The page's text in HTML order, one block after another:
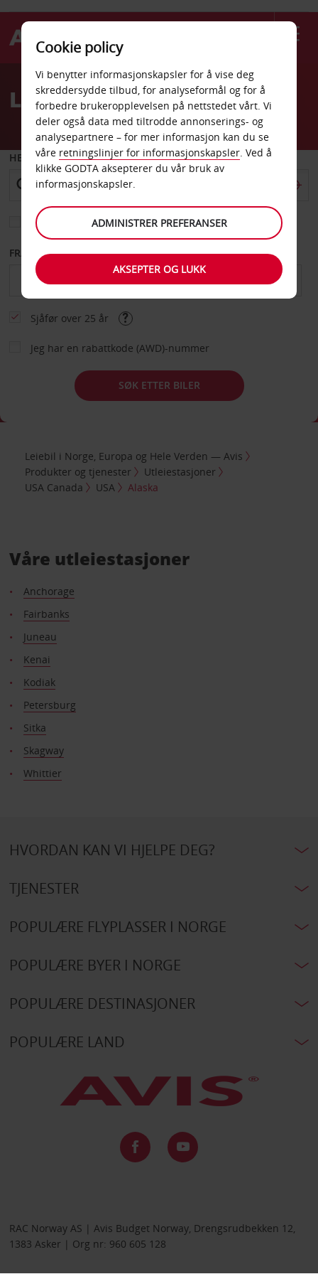
Welcome
AvisLeiebil Alaska
HENT FRA
Velg et annet leveringssted
FRA DATO TIL DATO
Sjåfør over 25 år
Jeg har en rabattkode (AWD)-nummer
SØK ETTER BILER
Leiebil i Norge, Europa og Hele Verden — Avis
Produkter og tjenester
Utleiestasjoner
USA Canada
USA Alaska
Våre utleiestasjoner
Anchorage
Fairbanks
Juneau
Kenai
Kodiak
Petersburg
Sitka
Skagway
Whittier
HVORDAN KAN VI HJELPE DEG?
TJENESTER
POPULÆRE FLYPLASSER I NORGE
POPULÆRE BYER I NORGE
POPULÆRE DESTINASJONER
POPULÆRE LAND
RAC Norway AS | Avis Budget Norway, Drengsrudbekken 12,
1383 Asker | Org nr: 960 605 128
Cookie policy
Vi benytter informasjonskapsler for å vise deg
skreddersydde tilbud, for analyseformål og for å
forbedre brukeropplevelsen på nettstedet vårt. Vi
deler også data med tiltrodde annonserings- og
analysepartnere – for mer informasjon kan du se
våre retningslinjer for informasjonskapsler. Ved å
klikke GODTA aksepterer du vår bruk av
informasjonskapsler.
ADMINISTRER PREFERANSER
AKSEPTER OG LUKK